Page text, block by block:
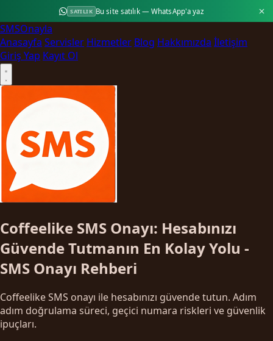
SATILIK Bu site satılık — WhatsApp'a yaz
SMSOnayla
Anasayfa Servisler Hizmetler Blog Hakkımızda İletişim
Giriş Yap Kayıt Ol
Coffeelike SMS Onayı: Hesabınızı
Güvende Tutmanın En Kolay Yolu -
SMS Onayı Rehberi
Coffeelike SMS onayı ile hesabınızı güvende tutun. Adım
adım doğrulama süreci, geçici numara riskleri ve güvenlik
ipuçları.